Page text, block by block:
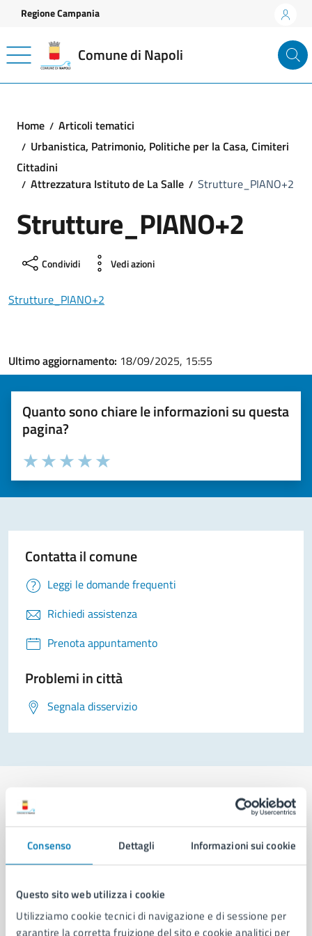
Consenso Dettagli Informazioni sui cookie
Questo sito web utilizza i cookie
Utilizziamo cookie tecnici di navigazione e di sessione per
garantire la corretta fruizione del sito e cookie analitici per
Vai ai contenuti
Vai al footer
Regione Campania
Comune di Napoli
Home
Articoli tematici
Urbanistica, Patrimonio, Politiche per la Casa, Cimiteri
Cittadini
Attrezzatura Istituto de La Salle
Strutture_PIANO+2
Strutture_PIANO+2
Condividi Vedi azioni
Strutture_PIANO+2
Ultimo aggiornamento: 18/09/2025, 15:55
Quanto sono chiare le informazioni su questa
pagina?
Valuta la chiarezza delle informazioni (da 1 a 5 stelle)
Seleziona il numero di stelle per valutare la chiarezza delle
Valuta 5 stelle su 5
Valuta 4 stelle su 5
Valuta 3 stelle su 5
Valuta 2 stelle su 5
Valuta 1 stelle su 5
Contatta il comune
Leggi le domande frequenti
Richiedi assistenza
Prenota appuntamento
Problemi in città
Segnala disservizio
Comune di Napoli
Organi di governo